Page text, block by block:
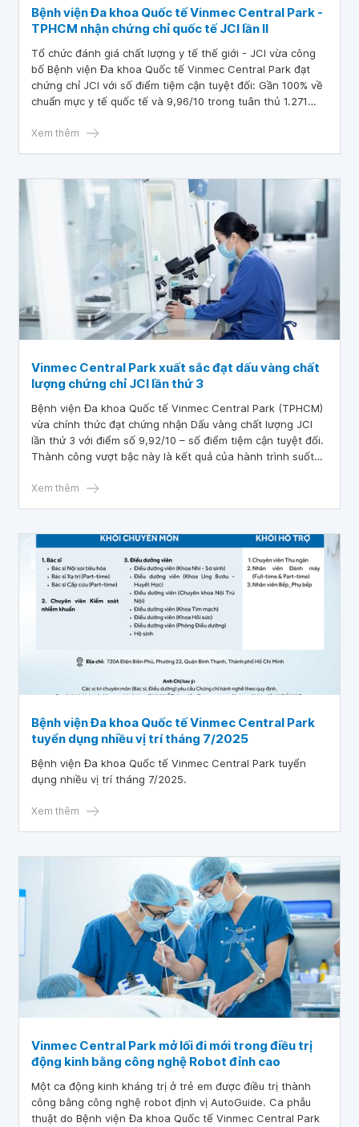
Bệnh viện Đa khoa Quốc tế Vinmec Central Park -
TPHCM nhận chứng chỉ quốc tế JCI lần II
Tổ chức đánh giá chất lượng y tế thế giới - JCI vừa công
bố Bệnh viện Đa khoa Quốc tế Vinmec Central Park đạt
chứng chỉ JCI với số điểm tiệm cận tuyệt đối: Gần 100% về
chuẩn mực y tế quốc tế và 9,96/10 trong tuân thủ 1.271
là lần thứ II, Vinmec Central Park đạt chứng chỉ JCI danh
Xem thêm
Vinmec Central Park xuất sắc đạt dấu vàng chất
lượng chứng chỉ JCI lần thứ 3
Bệnh viện Đa khoa Quốc tế Vinmec Central Park (TPHCM)
vừa chính thức đạt chứng nhận Dấu vàng chất lượng JCI
lần thứ 3 với điểm số 9,92/10 – số điểm tiệm cận tuyệt đối.
Thành công vượt bậc này là kết quả của hành trình suốt
tế của Vinhomes Central Park, hướng đến là bệnh viện đa
Xem thêm
Bệnh viện Đa khoa Quốc tế Vinmec Central Park
tuyển dụng nhiều vị trí tháng 7/2025
Bệnh viện Đa khoa Quốc tế Vinmec Central Park tuyển
dụng nhiều vị trí tháng 7/2025.
Xem thêm
Vinmec Central Park mở lối đi mới trong điều trị
động kinh bằng công nghệ Robot đỉnh cao
Một ca động kinh kháng trị ở trẻ em được điều trị thành
công bằng công nghệ robot định vị AutoGuide. Ca phẫu
thuật do Bệnh viện Đa khoa Quốc tế Vinmec Central Park